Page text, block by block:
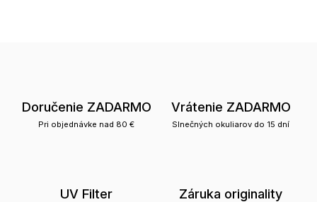
Doručenie ZADARMO
Pri objednávke nad 80 €
Vrátenie ZADARMO
Slnečných okuliarov do 15 dní
UV Filter Záruka originality